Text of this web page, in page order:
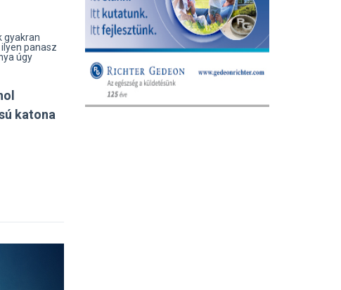
gyakran
panasz
úgy
katona